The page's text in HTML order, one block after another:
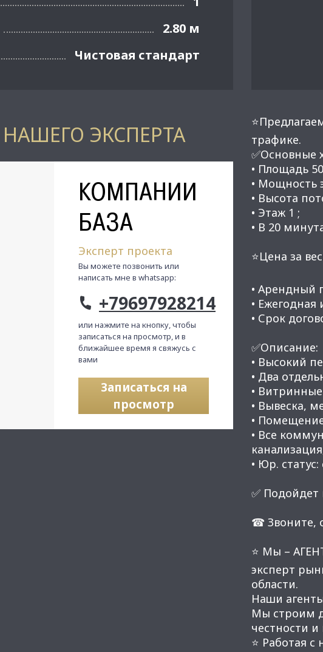
2.80 м
Чистовая стандарт
ЭКСПЕРТА
КОМПАНИИ
БАЗА
Эксперт проекта
Вы можете позвонить или
написать мне в whatsapp:
+79697928214
или нажмите на кнопку, чтобы
записаться на просмотр, и в
ближайшее время я свяжусь с
вами
Записаться на
просмотр
трафике.
✅Основные
• Площадь
• Мощность
• Высота
• Этаж 1 ;
• В 20
⭐Цена за
• Арендный
• Ежегодная
• Срок
✅Описание:
• Высокий
• Два
•
• Вывеска,
•
• Все
• Юр.
✅
☎ Звоните,
⭐ Мы –
эксперт
области.
Наши
Мы строим
честности
⭐ Работая